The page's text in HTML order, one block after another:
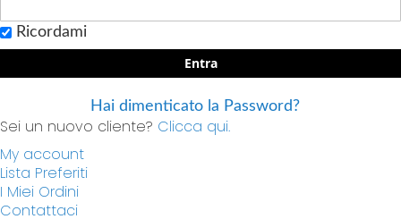
Ricordami
Entra
Hai dimenticato la Password?
Sei un nuovo cliente? Clicca qui.
My account
Lista Preferiti
I Miei Ordini
Contattaci